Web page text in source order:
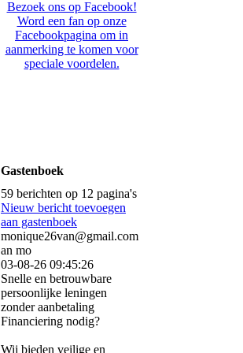
Bezoek ons op Facebook!
Word een fan op onze
Facebookpagina om in
aanmerking te komen voor
speciale voordelen.
Gastenboek
59 berichten op 12 pagina's
Nieuw bericht toevoegen
aan gastenboek
monique26van@gmail.com
an mo
03-08-26 09:45:26
Snelle en betrouwbare
persoonlijke leningen
zonder aanbetaling
Financiering nodig?
Wij bieden veilige en